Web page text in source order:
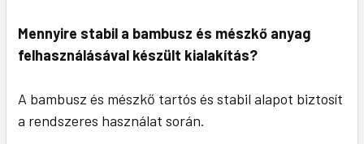
Mennyire stabil a bambusz és mészkő anyag
felhasználásával készült kialakítás?
A bambusz és mészkő tartós és stabil alapot biztosít
a rendszeres használat során.